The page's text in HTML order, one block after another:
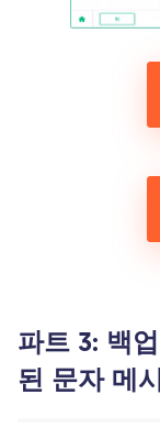
파트 3: 백
된 문자 메